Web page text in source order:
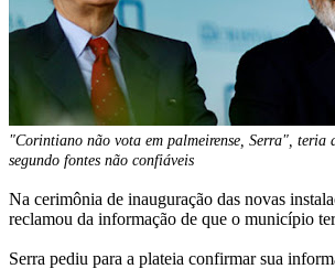
"Corintiano não vota em palmeirense, Serra", teria
segundo fontes não confiáveis
Na cerimônia de inauguração das novas
reclamou da informação de que o município
Serra pediu para a plateia confirmar sua